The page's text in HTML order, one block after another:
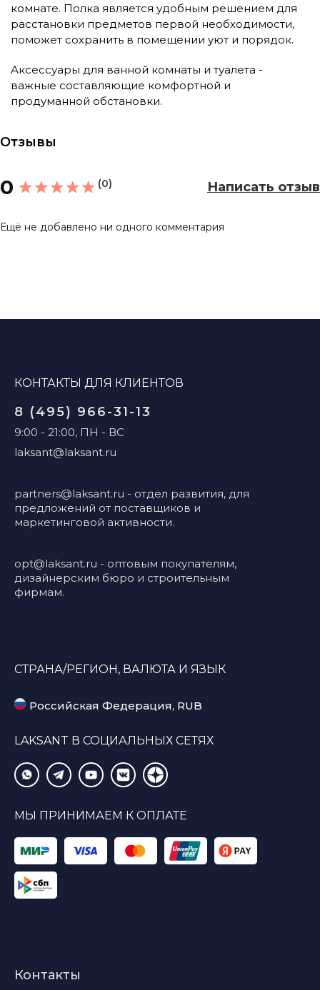
комнате. Полка является удобным решением для
расстановки предметов первой необходимости,
поможет сохранить в помещении уют и порядок.
Аксессуары для ванной комнаты и туалета -
важные составляющие комфортной и
продуманной обстановки.
Отзывы
0 (0) Написать отзыв
Ещё не добавлено ни одного комментария
КОНТАКТЫ ДЛЯ КЛИЕНТОВ
8 (495) 966-31-13
9:00 - 21:00, ПН - ВС
laksant@laksant.ru
partners@laksant.ru - отдел развития, для
предложений от поставщиков и
маркетинговой активности.
opt@laksant.ru - оптовым покупателям,
дизайнерским бюро и строительным
фирмам.
СТРАНА/РЕГИОН, ВАЛЮТА И ЯЗЫК
Российская Федерация, RUB
LAKSANT В СОЦИАЛЬНЫХ СЕТЯХ
МЫ ПРИНИМАЕМ К ОПЛАТЕ
Контакты